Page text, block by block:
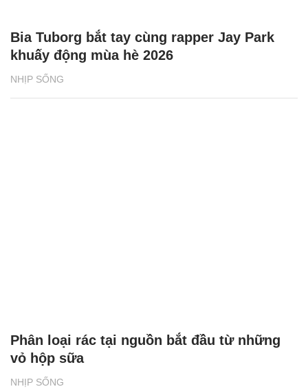
NHỊP SỐNG
Bia Tuborg bắt tay cùng rapper Jay Park
khuấy động mùa hè 2026
NHỊP SỐNG
Phân loại rác tại nguồn bắt đầu từ những
vỏ hộp sữa